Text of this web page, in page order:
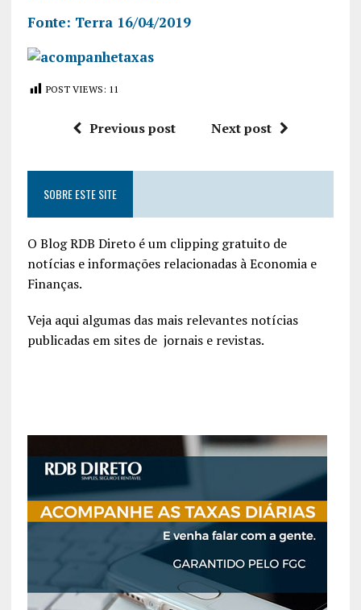
Fonte: Terra 16/04/2019
POST VIEWS: 11
Previous post Next post
SOBRE ESTE SITE
O Blog RDB Direto é um clipping gratuito de
notícias e informações relacionadas à Economia e
Finanças.
Veja aqui algumas das mais relevantes notícias
publicadas em sites de jornais e revistas.